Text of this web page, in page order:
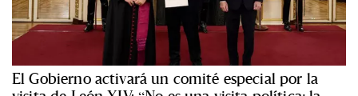
El Gobierno activará un comité especial por la